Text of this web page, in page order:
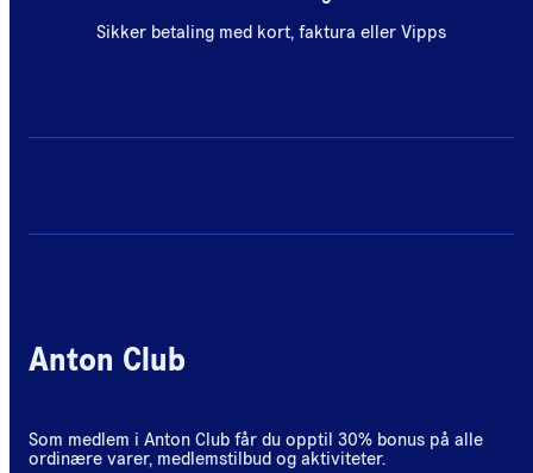
Sikker betaling med kort, faktura eller Vipps
Anton Club
Som medlem i Anton Club får du opptil 30% bonus på alle
ordinære varer, medlemstilbud og aktiviteter.